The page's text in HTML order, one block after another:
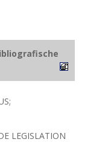
LEGISLATION